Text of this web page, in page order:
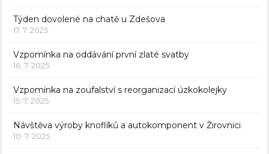
Týden dovolené na chatě u Zdešova
17. 7. 2025
Vzpomínka na oddávání první zlaté svatby
16. 7. 2025
Vzpomínka na zoufalství s reorganizací úzkokolejky
15. 7. 2025
Návštěva výroby knoflíků a autokomponent v Žirovnici
10. 7. 2025